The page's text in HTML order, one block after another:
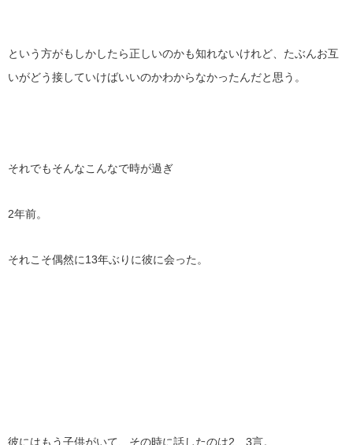
という方がもしかしたら正しいのかも知れないけれど、たぶんお互
いがどう接していけばいいのかわからなかったんだと思う。
それでもそんなこんなで時が過ぎ
2年前。
それこそ偶然に13年ぶりに彼に会った。
彼にはもう子供がいて、その時に話したのは2、3言。